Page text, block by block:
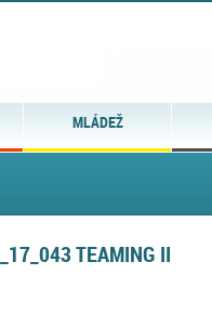
MLÁDEŽ
TEAMING II